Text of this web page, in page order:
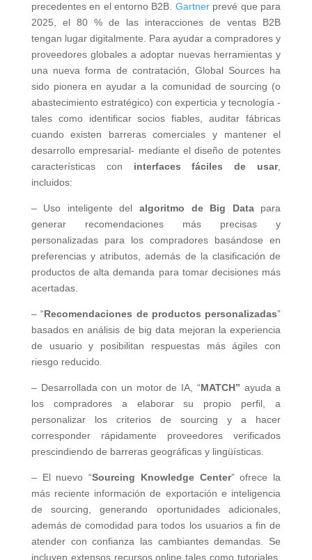
precedentes en el entorno B2B. Gartnerprevé que para
2025, el 80 % de las interacciones de ventas B2B
tengan lugar digitalmente. Para ayudar a compradores y
proveedores globales a adoptar nuevas herramientas y
una nueva forma de contratación, Global Sources ha
sido pionera en ayudar a la comunidad de sourcing (o
abastecimiento estratégico) con experticia y tecnología -
tales como identificar socios fiables, auditar fábricas
cuando existen barreras comerciales y mantener el
desarrollo empresarial- mediante el diseño de potentes
características con interfaces fáciles de usar,
incluidos:
– Uso inteligente del algoritmo de Big Datapara
generar recomendaciones más precisas y
personalizadas para los compradores basándose en
preferencias y atributos, además de la clasificación de
productos de alta demanda para tomar decisiones más
acertadas.
– “Recomendaciones de productos personalizadas”
basados en análisis de big data mejoran la experiencia
de usuario y posibilitan respuestas más ágiles con
riesgo reducido.
– Desarrollada con un motor de IA, “MATCH” ayuda a
los compradores a elaborar su propio perfil, a
personalizar los criterios de sourcing y a hacer
corresponder rápidamente proveedores verificados
prescindiendo de barreras geográficas y lingüísticas.
– El nuevo “Sourcing Knowledge Center” ofrece la
más reciente información de exportación e inteligencia
de sourcing, generando oportunidades adicionales,
además de comodidad para todos los usuarios a fin de
atender con confianza las cambiantes demandas. Se
incluyen extensos recursos online tales como tutoriales,